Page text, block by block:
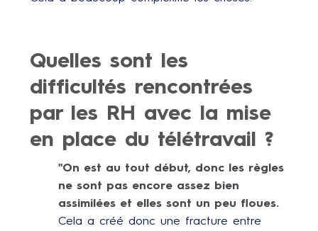
Quelles sont les
difficultés rencontrées
par les RH avec la mise
en place du télétravail ?
"On est au tout début, donc les règles
ne sont pas encore assez bien
assimilées et elles sont un peu floues.
Cela a créé donc une fracture entre